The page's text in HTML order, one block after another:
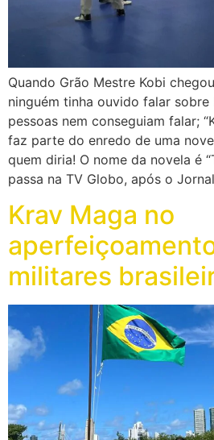
Quando Grão Mestre Kobi
ninguém tinha ouvido falar sobre
pessoas nem conseguiam falar;
faz parte do enredo de uma
quem diria! O nome da novela é
passa na TV Globo, após o
Krav Maga no
militares